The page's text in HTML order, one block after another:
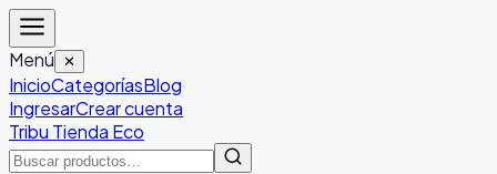
Menú ✕
InicioCategoríasBlog
IngresarCrear cuenta
Tribu Tienda Eco